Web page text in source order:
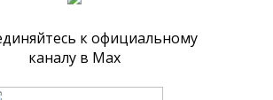
к официальному
каналу в Max